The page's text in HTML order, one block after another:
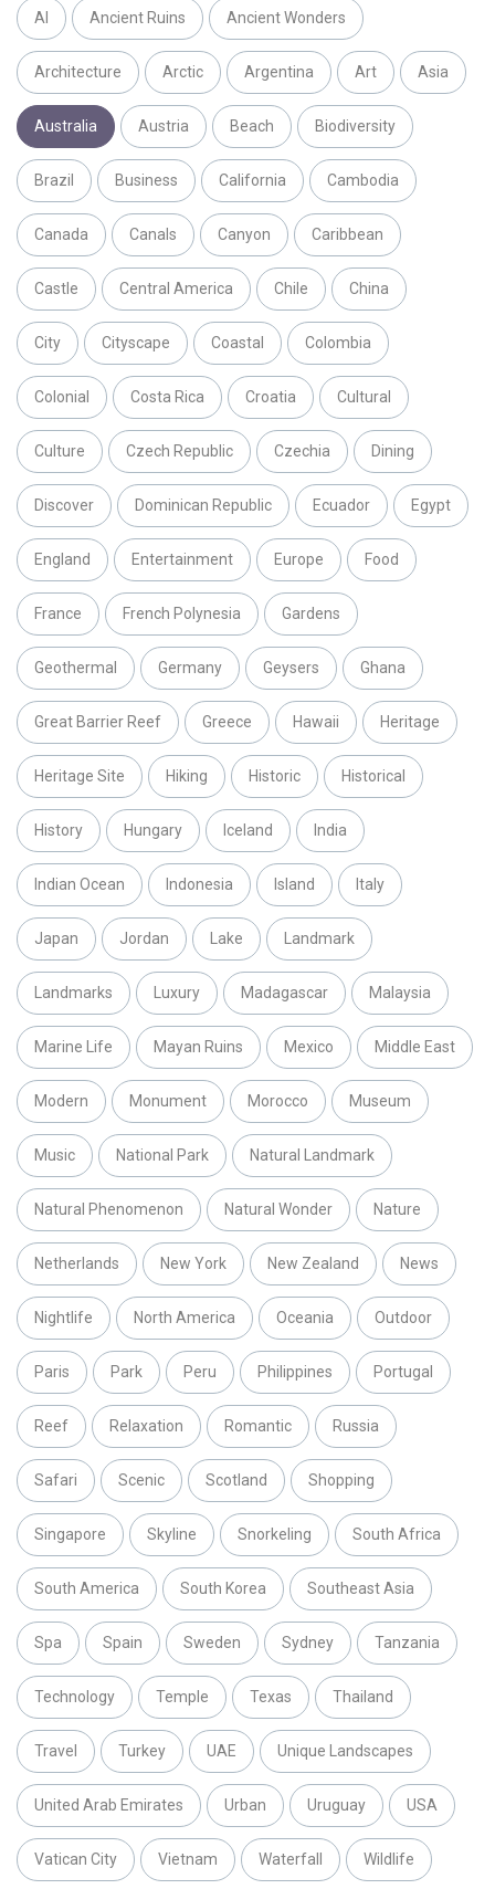
AI Ancient Ruins Ancient Wonders
Architecture Arctic Argentina Art Asia
Australia Austria Beach Biodiversity
Brazil Business California Cambodia
Canada Canals Canyon Caribbean
Castle Central America Chile China
City Cityscape Coastal Colombia
Colonial Costa Rica Croatia Cultural
Culture Czech Republic Czechia Dining
Discover Dominican Republic Ecuador Egypt
England Entertainment Europe Food
France French Polynesia Gardens
Geothermal Germany Geysers Ghana
Great Barrier Reef Greece Hawaii Heritage
Heritage Site Hiking Historic Historical
History Hungary Iceland India
Indian Ocean Indonesia Island Italy
Japan Jordan Lake Landmark
Landmarks Luxury Madagascar Malaysia
Marine Life Mayan Ruins Mexico Middle East
Modern Monument Morocco Museum
Music National Park Natural Landmark
Natural Phenomenon Natural Wonder Nature
Netherlands New York New Zealand News
Nightlife North America Oceania Outdoor
Paris Park Peru Philippines Portugal
Reef Relaxation Romantic Russia
Safari Scenic Scotland Shopping
Singapore Skyline Snorkeling South Africa
South America South Korea Southeast Asia
Spa Spain Sweden Sydney Tanzania
Technology Temple Texas Thailand
Travel Turkey UAE Unique Landscapes
United Arab Emirates Urban Uruguay USA
Vatican City Vietnam Waterfall Wildlife